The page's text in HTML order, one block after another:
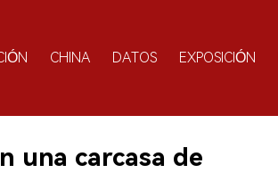
CHINA DATOS EXPOSICIÓN
una carcasa de